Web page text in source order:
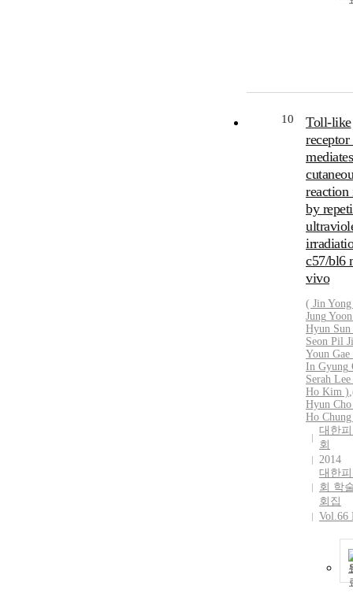
10
Toll-like
receptor
reaction
by
c57/bl6
vivo
( Jin
Jung
Hyun
Seon Pil
Youn
In Gyung
Serah
Ho Kim ),
Hyun
Ho
대한
회
2014
대한
회 학
회집
Vol.66